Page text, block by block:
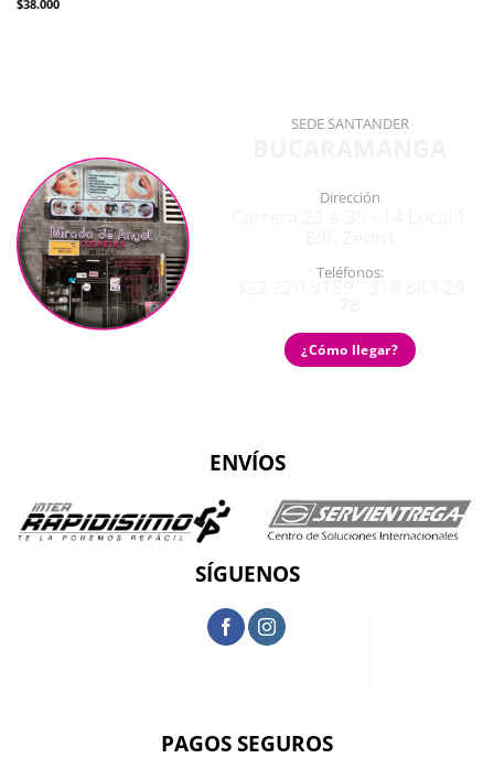
$38.000
SEDE SANTANDER
Dirección
Teléfonos:
¿Cómo llegar?
ENVÍOS
SÍGUENOS
PAGOS SEGUROS